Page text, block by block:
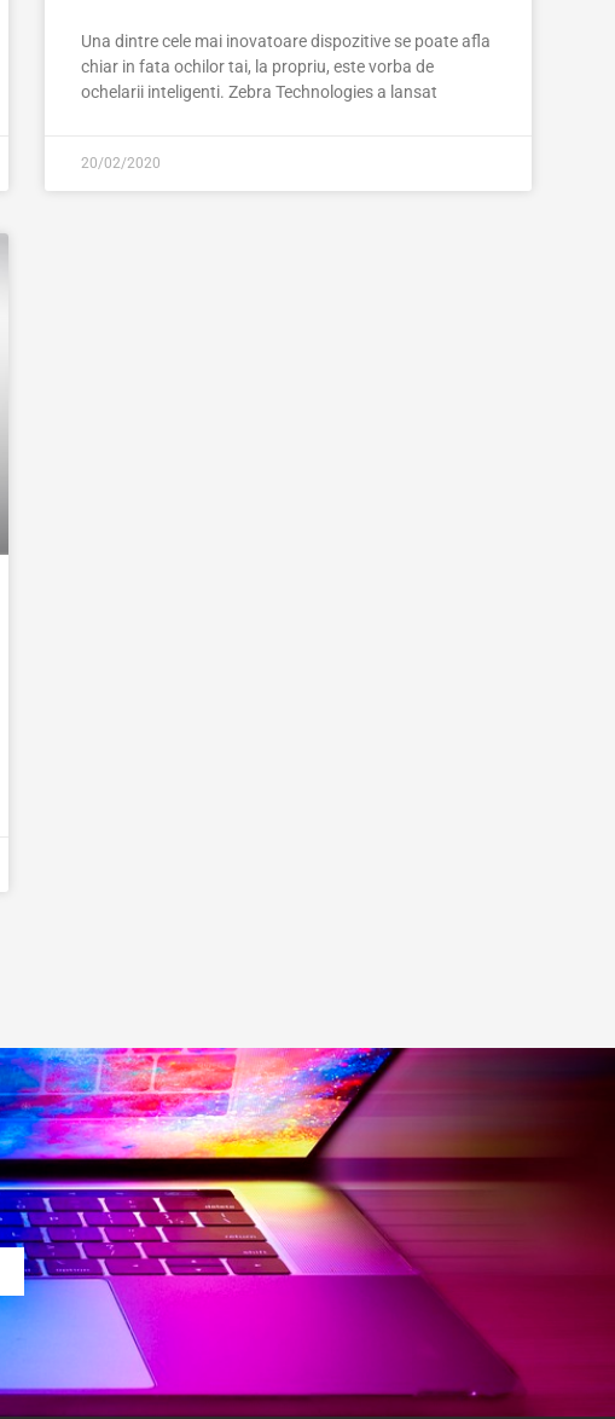
Una dintre cele mai inovatoare dispozitive se poate afla
chiar in fata ochilor tai, la propriu, este vorba de
ochelarii inteligenti. Zebra Technologies a lansat
20/02/2020